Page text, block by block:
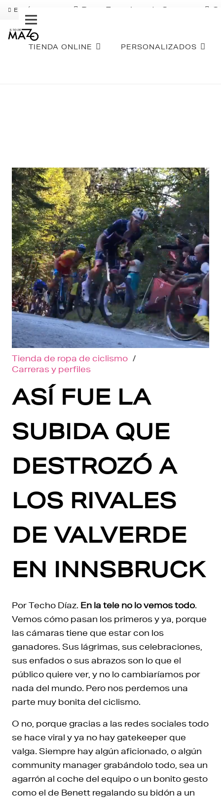
ENVÍO GRATIS Pago Fraccionado Sequra
TIENDA ONLINE PERSONALIZADOS
Tienda de ropa de ciclismo /
Carreras y perfiles
ASÍ FUE LA
SUBIDA QUE
DESTROZÓ A
LOS RIVALES
DE VALVERDE
EN INNSBRUCK
Por Techo Díaz. En la tele no lo vemos todo.
Vemos cómo pasan los primeros y ya, porque
las cámaras tiene que estar con los
ganadores. Sus lágrimas, sus celebraciones,
sus enfados o sus abrazos son lo que el
público quiere ver, y no lo cambiaríamos por
nada del mundo. Pero nos perdemos una
parte muy bonita del ciclismo.
O no, porque gracias a las redes sociales todo
se hace viral y ya no hay gatekeeper que
valga. Siempre hay algún aficionado, o algún
community manager grabándolo todo, sea un
agarrón al coche del equipo o un bonito gesto
como el de Benett regalando su bidón a un